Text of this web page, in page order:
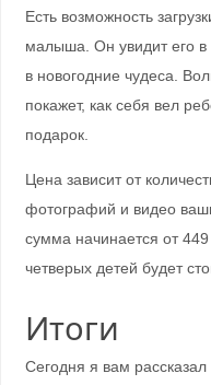
Есть возможность
малыша. Он увидит его в
в новогодние чудеса.
покажет, как себя вел
подарок.
Цена зависит от
фотографий и видео
сумма начинается от
четверых детей будет
Итоги
Сегодня я вам